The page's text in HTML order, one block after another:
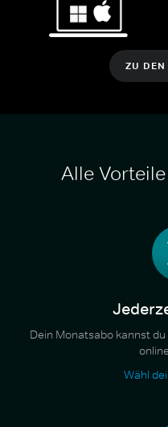
ZU DEN
Alle
Dein Monatsabo kannst
Wähl